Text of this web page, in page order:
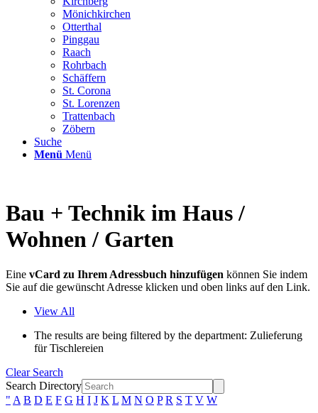
Mönichkirchen
Otterthal
Pinggau
Raach
Rohrbach
Schäffern
St. Corona
St. Lorenzen
Trattenbach
Zöbern
Suche
Menü Menü
Bau + Technik im Haus /
Wohnen / Garten
Eine vCard zu Ihrem Adressbuch hinzufügen können Sie indem
Sie auf die gewünscht Adresse klicken und oben links auf den Link.
View All
The results are being filtered by the department: Zulieferung
für Tischlereien
Clear Search
Search Directory
" A B D E F G H I J K L M N O P R S T V W